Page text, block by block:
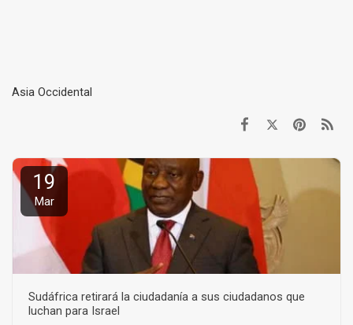
Asia Occidental
19
Mar
Sudáfrica retirará la ciudadanía a sus ciudadanos que
luchan para Israel